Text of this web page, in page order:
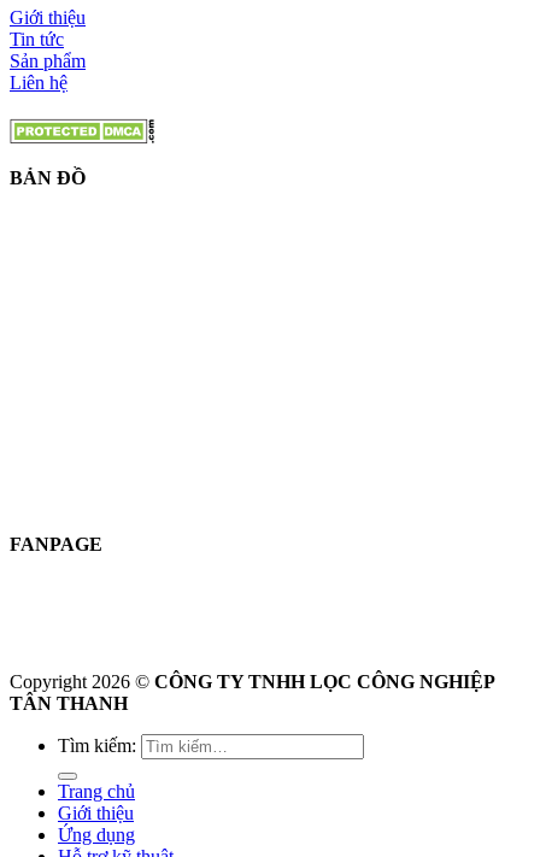
Giới thiệu
Tin tức
Sản phẩm
Liên hệ
BẢN ĐỒ
FANPAGE
Copyright 2026 © CÔNG TY TNHH LỌC CÔNG NGHIỆP
TÂN THANH
Tìm kiếm:
Trang chủ
Giới thiệu
Ứng dụng